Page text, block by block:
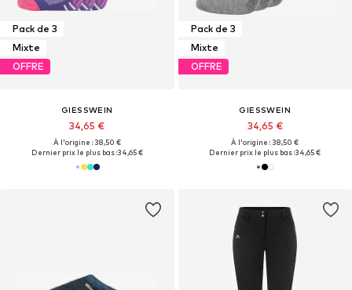
Pack de 3
Mixte
OFFRE
GIESSWEIN
34,65 €
À l'origine : 38,50 €
Dernier prix le plus bas :34,65 €
Pack de 3
Mixte
OFFRE
GIESSWEIN
34,65 €
À l'origine : 38,50 €
Dernier prix le plus bas :34,65 €